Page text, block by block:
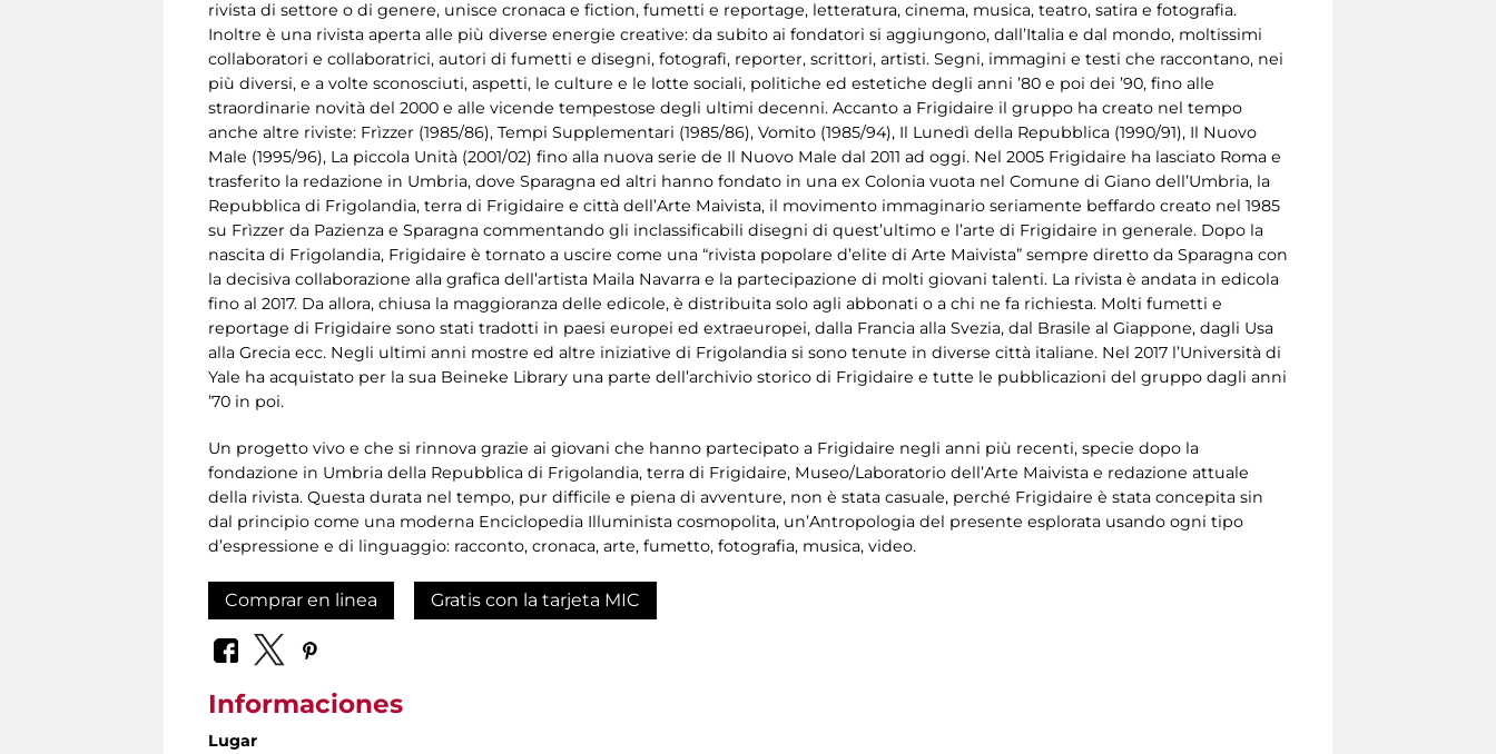
rivista di settore o di genere, unisce cronaca e fiction, fumetti e reportage, letteratura, cinema, musica, teatro, satira e fotografia.
Inoltre è una rivista aperta alle più diverse energie creative: da subito ai fondatori si aggiungono, dall’Italia e dal mondo, moltissimi
collaboratori e collaboratrici, autori di fumetti e disegni, fotografi, reporter, scrittori, artisti. Segni, immagini e testi che raccontano, nei
più diversi, e a volte sconosciuti, aspetti, le culture e le lotte sociali, politiche ed estetiche degli anni ’80 e poi dei ’90, fino alle
straordinarie novità del 2000 e alle vicende tempestose degli ultimi decenni. Accanto a Frigidaire il gruppo ha creato nel tempo
anche altre riviste: Frìzzer (1985/86), Tempi Supplementari (1985/86), Vomito (1985/94), Il Lunedì della Repubblica (1990/91), Il Nuovo
Male (1995/96), La piccola Unità (2001/02) fino alla nuova serie de Il Nuovo Male dal 2011 ad oggi. Nel 2005 Frigidaire ha lasciato Roma e
trasferito la redazione in Umbria, dove Sparagna ed altri hanno fondato in una ex Colonia vuota nel Comune di Giano dell’Umbria, la
Repubblica di Frigolandia, terra di Frigidaire e città dell’Arte Maivista, il movimento immaginario seriamente beffardo creato nel 1985
su Frìzzer da Pazienza e Sparagna commentando gli inclassificabili disegni di quest’ultimo e l’arte di Frigidaire in generale. Dopo la
nascita di Frigolandia, Frigidaire è tornato a uscire come una “rivista popolare d’elite di Arte Maivista” sempre diretto da Sparagna con
la decisiva collaborazione alla grafica dell’artista Maila Navarra e la partecipazione di molti giovani talenti. La rivista è andata in edicola
fino al 2017. Da allora, chiusa la maggioranza delle edicole, è distribuita solo agli abbonati o a chi ne fa richiesta. Molti fumetti e
reportage di Frigidaire sono stati tradotti in paesi europei ed extraeuropei, dalla Francia alla Svezia, dal Brasile al Giappone, dagli Usa
alla Grecia ecc. Negli ultimi anni mostre ed altre iniziative di Frigolandia si sono tenute in diverse città italiane. Nel 2017 l’Università di
Yale ha acquistato per la sua Beineke Library una parte dell’archivio storico di Frigidaire e tutte le pubblicazioni del gruppo dagli anni
’70 in poi.
Un progetto vivo e che si rinnova grazie ai giovani che hanno partecipato a Frigidaire negli anni più recenti, specie dopo la
fondazione in Umbria della Repubblica di Frigolandia, terra di Frigidaire, Museo/Laboratorio dell’Arte Maivista e redazione attuale
della rivista. Questa durata nel tempo, pur difficile e piena di avventure, non è stata casuale, perché Frigidaire è stata concepita sin
dal principio come una moderna Enciclopedia Illuminista cosmopolita, un’Antropologia del presente esplorata usando ogni tipo
d’espressione e di linguaggio: racconto, cronaca, arte, fumetto, fotografia, musica, video.
Comprar en linea Gratis con la tarjeta MIC
Informaciones
Lugar